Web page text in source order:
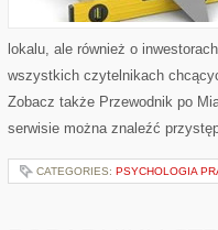
lokalu, ale również o
wszystkich czytelnikach
Zobacz także Przewodnik po
serwisie można znaleźć
CATEGORIES: PSYCHOLOGIA